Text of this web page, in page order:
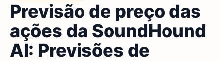
Previsão de preço das
ações da SoundHound
AI: Previsões de